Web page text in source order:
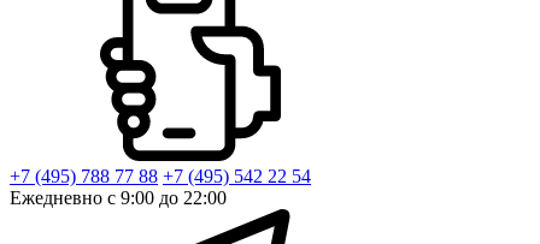
+7 (495) 788 77 88 +7 (495) 542 22 54
Ежедневно с 9:00 до 22:00